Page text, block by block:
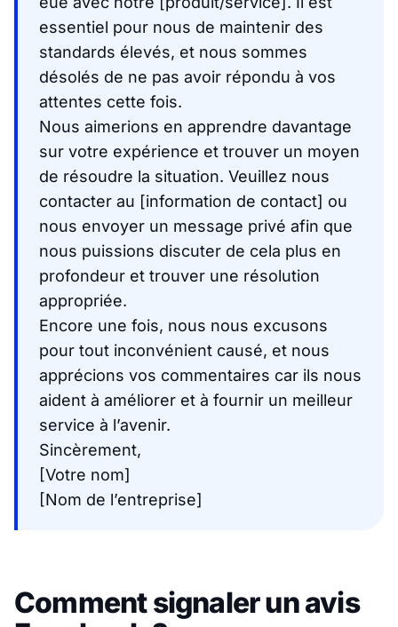
essentiel pour nous de maintenir des
standards élevés, et nous sommes
désolés de ne pas avoir répondu à vos
attentes cette fois.
Nous aimerions en apprendre davantage
sur votre expérience et trouver un moyen
de résoudre la situation. Veuillez nous
contacter au [information de contact] ou
nous envoyer un message privé afin que
nous puissions discuter de cela plus en
profondeur et trouver une résolution
appropriée.
Encore une fois, nous nous excusons
pour tout inconvénient causé, et nous
apprécions vos commentaires car ils nous
aident à améliorer et à fournir un meilleur
service à l’avenir.
Sincèrement,
[Votre nom]
[Nom de l’entreprise]
Comment signaler un avis